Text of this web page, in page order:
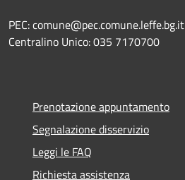
PEC: comune@pec.comune.leffe.bg.it
Centralino Unico: 035 7170700
Prenotazione appuntamento
Segnalazione disservizio
Leggi le FAQ
Richiesta assistenza